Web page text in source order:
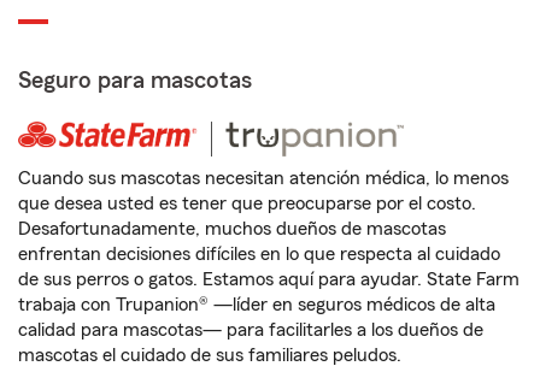
Seguro para mascotas
Cuando sus mascotas necesitan atención médica, lo menos
que desea usted es tener que preocuparse por el costo.
Desafortunadamente, muchos dueños de mascotas
enfrentan decisiones difíciles en lo que respecta al cuidado
de sus perros o gatos. Estamos aquí para ayudar. State Farm
trabaja con Trupanion® —líder en seguros médicos de alta
calidad para mascotas— para facilitarles a los dueños de
mascotas el cuidado de sus familiares peludos.